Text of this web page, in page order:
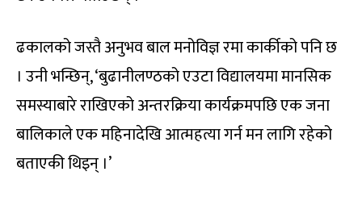
ढकालको जस्तै अनुभव बाल मनोविज्ञ रमा कार्कीको पनि छ
। उनी भन्छिन्, ‘बुढानीलण्ठको एउटा विद्यालयमा मानसिक
समस्याबारे राखिएको अन्तरक्रिया कार्यक्रमपछि एक जना
बालिकाले एक महिनादेखि आत्महत्या गर्न मन लागि रहेको
बताएकी थिइन् ।’